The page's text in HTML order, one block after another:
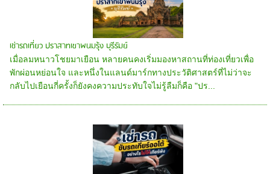
เช่ารถเที่ยว ปราสาทเขาพนมรุ้ง บุรีรัมย์
เมื่อลมหนาวโชยมาเยือน หลายคนคงเริ่มมองหาสถานที่ท่องเที่ยวเพื่อ
พักผ่อนหย่อนใจ และหนึ่งในแลนด์มาร์กทางประวัติศาสตร์ที่ไม่ว่าจะ
กลับไปเยือนกี่ครั้งก็ยังคงความประทับใจไม่รู้ลืมก็คือ "ปร...